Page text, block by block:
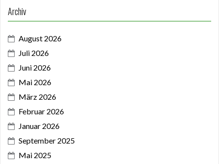
Archiv
August 2026
Juli 2026
Juni 2026
Mai 2026
März 2026
Februar 2026
Januar 2026
September 2025
Mai 2025